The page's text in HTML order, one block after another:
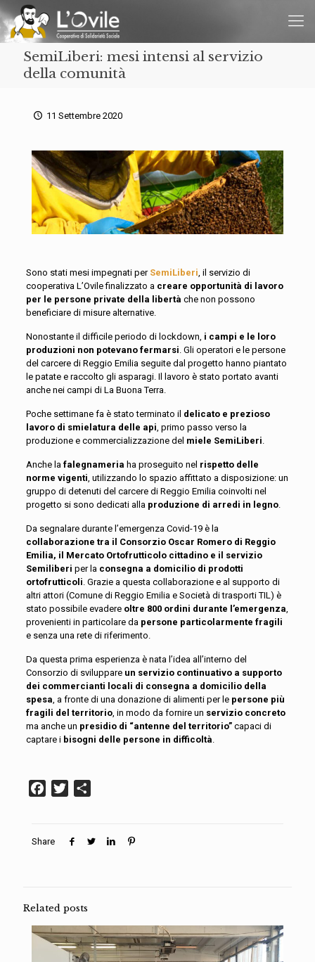
SemiLiberi: mesi intensi al servizio
della comunità
11 Settembre 2020
Sono stati mesi impegnati per SemiLiberi, il servizio di
cooperativa L’Ovile finalizzato a creare oppor­tunità di lavoro
per le persone private della libertà che non possono
beneficiare di misure alternative.
Nonostante il difficile periodo di lockdown, i campi e le loro
produzioni non potevano fermarsi. Gli operatori e le persone
del carcere di Reggio Emilia seguite dal progetto hanno piantato
le patate e raccolto gli asparagi. Il lavoro è stato portato avanti
anche nei campi di La Buona Terra.
Poche settimane fa è stato terminato il delicato e prezioso
lavoro di smielatura delle api, primo passo verso la
produzione e commercializzazione del miele SemiLiberi.
Anche la falegnameria ha proseguito nel rispetto delle
norme vigenti, utilizzando lo spazio affittato a disposizione: un
gruppo di detenuti del carcere di Reggio Emilia coinvolti nel
progetto si sono dedicati alla produzione di arredi in legno.
Da segnalare durante l’emergenza Covid-19 è la
collaborazione tra il Consorzio Oscar Romero di Reggio
Emilia, il Mercato Ortofrutticolo cittadino e il servizio
Semiliberi per la consegna a domicilio di prodotti
ortofrutticoli. Grazie a questa collaborazione e al supporto di
altri attori (Comune di Reggio Emilia e Società di trasporti TIL) è
stato possibile evadere oltre 800 ordini durante l’emergenza,
provenienti in particolare da persone particolarmente fragili
e senza una rete di riferimento.
Da questa prima esperienza è nata l’idea all’interno del
Consorzio di sviluppare un servizio continuativo a supporto
dei commercianti locali di consegna a domicilio della
spesa, a fronte di una donazione di alimenti per le persone più
fragili del territorio, in modo da fornire un servizio concreto
ma anche un presidio di “antenne del territorio”capaci di
captare i bisogni delle persone in difficoltà.
Facebook
Twitter
Share
Related posts